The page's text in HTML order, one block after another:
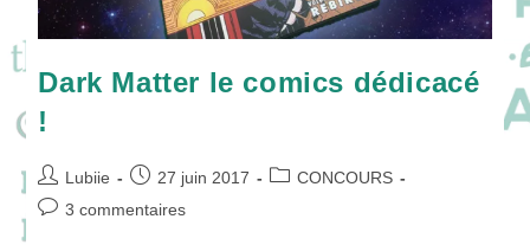
Dark Matter le comics dédicacé
!
Auteur/autrice
de
Lubiie
Publication
publiée :
27 juin 2017
PostCONCOURS
Commentaires
3 commentaires